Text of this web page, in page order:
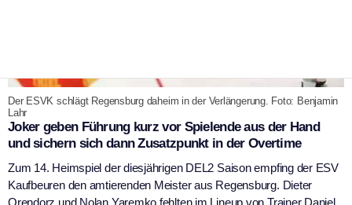
Der ESVK schlägt Regensburg daheim in der Verlängerung. Foto: Benjamin
Lahr
Joker geben Führung kurz vor Spielende aus der Hand
und sichern sich dann Zusatzpunkt in der Overtime
Zum 14. Heimspiel der diesjährigen DEL2 Saison empfing der ESV
Kaufbeuren den amtierenden Meister aus Regensburg. Dieter